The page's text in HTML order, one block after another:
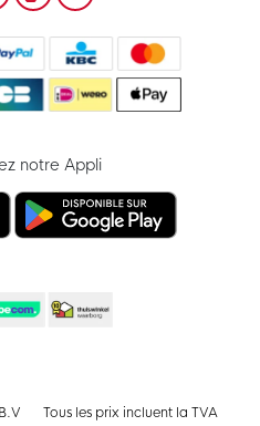
notre Appli
Tous les prix incluent la TVA